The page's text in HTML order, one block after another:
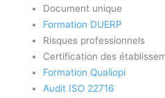
Document unique
Formation DUERP
Risques professionnels
Certification des
Formation Qualiopi
Audit ISO 22716